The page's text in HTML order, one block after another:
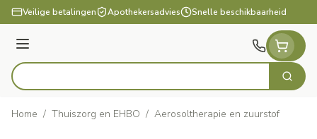
Ga naar de inhoud
Veilige betalingen Apothekersadvies Snelle beschikbaarheid
Menu
Product, merk, categorie... Zoek
Home / Thuiszorg en EHBO / Aerosoltherapie en zuurstof